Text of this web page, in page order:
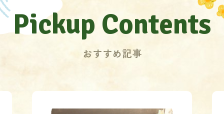
Pickup Contents
おすすめ記事